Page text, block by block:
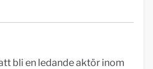
bli en ledande aktör inom